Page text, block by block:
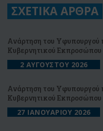
ΣΧΕΤΙΚΑ ΑΡΘΡΑ
Ανάρτηση του
Κυβερνητικού
2 ΑΥΓΟΥΣΤΟΥ 2026
Ανάρτηση του
Κυβερνητικού
27 ΙΑΝΟΥΑΡΙΟΥ 2026